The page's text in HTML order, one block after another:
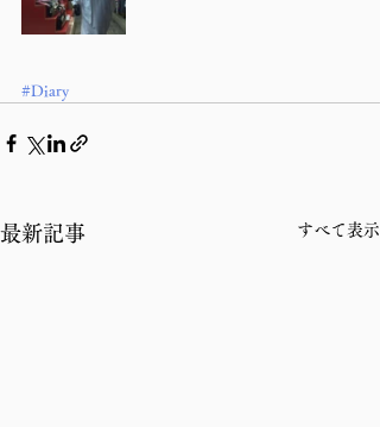
#Diary
最新記事 すべて表示